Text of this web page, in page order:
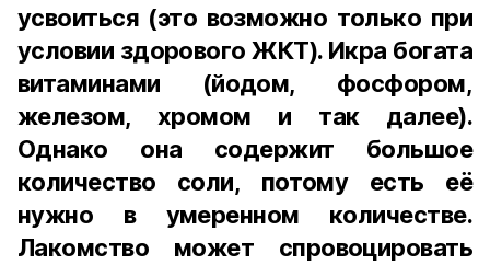
усвоиться (это возможно только при
условии здорового ЖКТ). Икра богата
витаминами (йодом, фосфором,
железом, хромом и так далее).
Однако она содержит большое
количество соли, потому есть её
нужно в умеренном количестве.
Лакомство может спровоцировать